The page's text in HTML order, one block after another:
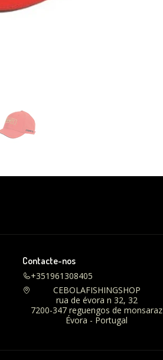
Contacte-nos
+351961308405
CEBOLAFISHINGSHOP
rua de évora n 32, 32
7200-347 reguengos de monsaraz
Évora - Portugal